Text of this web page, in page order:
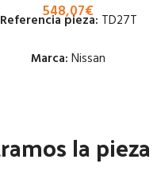
548,07€
Referencia pieza: TD27T
Marca: Nissan
Ubicación:
[VP]NISSAN PATROL
la pieza